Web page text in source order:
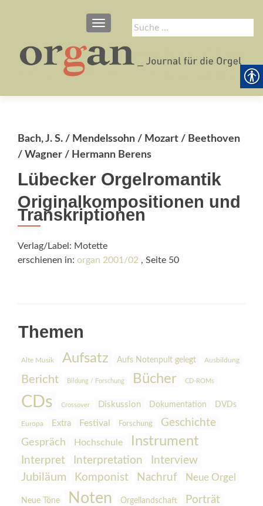
Suche
nach:
SCHALTE NAVIGATION
Bach, J. S. / Mendelssohn / Mozart / Beethoven
/ Wagner / Hermann Berens
Lübecker Orgelromantik
Originalkompositionen und
Transkriptionen
Verlag/Label: Motette
erschienen in: organ 2001/02 , Seite 50
Themen
Alte Musik Aufsatz Aufs Notenpult gelegt Ausbildung
Bericht Bildung / Forschung Bücher CD-ROMs
CDs Crossover Diskussion Dokumentation DVDs
Europa Extra Festival Forschung Geschichte
Gespräch Hochschule Instrument
Interpret Interpretation
Interview
Jubiläum
Komponist Nachruf Neue Orgel
Neue Töne Noten Orgellandschaft Porträt